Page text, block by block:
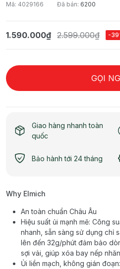
Mã: 4029166 Đã bán: 6200
1.590.000₫ 2.599.000₫ -
GỌI
Giao hàng nhanh toàn
quốc
Bảo hành tới 24 tháng
Why Elmich
An toàn chuẩn Châu Âu
Hiệu suất ủi mạnh mẽ: Công
nhanh, sẵn sàng sử dụng chỉ
lên đến 32g/phút đảm bảo
sợi vải, giúp xóa bay nếp
Ủi liền mạch, không gián